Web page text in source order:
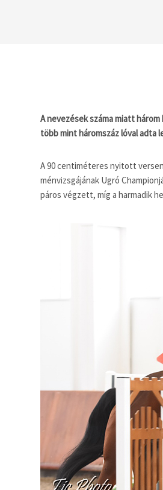
A nevezések száma miatt
több mint háromszáz lóval adta
A 90 centiméteres nyitott
ménvizsgájának Ugró
páros végzett, míg a harmadik